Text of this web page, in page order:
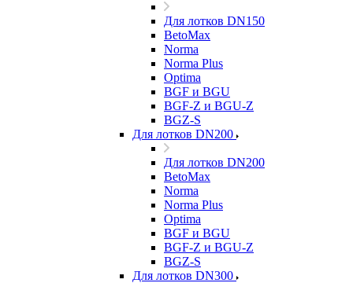
Для лотков DN150
BetoMax
Norma
Norma Plus
Optima
BGF и BGU
BGF-Z и BGU-Z
BGZ-S
Для лотков DN200
Для лотков DN200
BetoMax
Norma
Norma Plus
Optima
BGF и BGU
BGF-Z и BGU-Z
BGZ-S
Для лотков DN300